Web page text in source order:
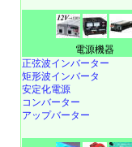
電源機器
正弦波インバーター
矩形波インバータ
安定化電源
コンバーター
アップバーター